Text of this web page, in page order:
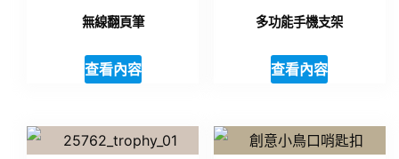
無線翻頁筆
查看內容
多功能手機支架
查看內容